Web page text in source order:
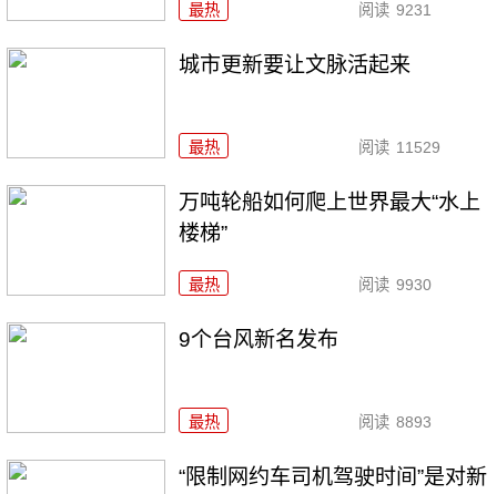
最热 阅读 9231
城市更新要让文脉活起来
最热 阅读 11529
万吨轮船如何爬上世界最大“水上
楼梯”
最热 阅读 9930
9个台风新名发布
最热 阅读 8893
“限制网约车司机驾驶时间”是对新